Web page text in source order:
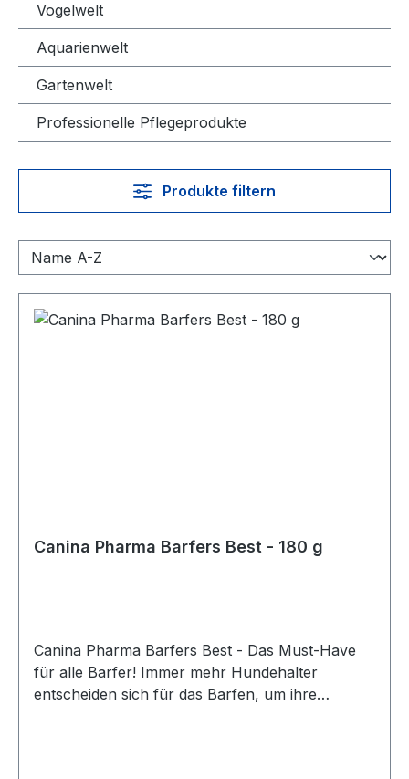
Vogelwelt
Aquarienwelt
Gartenwelt
Professionelle Pflegeprodukte
Produkte filtern
Canina Pharma Barfers Best - 180 g
Canina Pharma Barfers Best - Das Must-Have
für alle Barfer! Immer mehr Hundehalter
entscheiden sich für das Barfen, um ihre